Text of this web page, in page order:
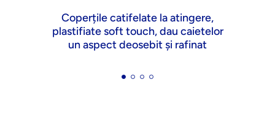
Coperțile catifelate la atingere,
plastifiate soft touch, dau caietelor
un aspect deosebit și rafinat